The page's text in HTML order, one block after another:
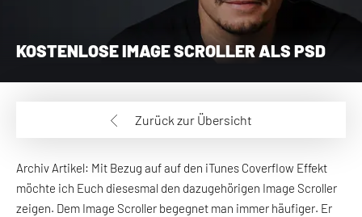
KOSTENLOSE IMAGE SCROLLER ALS PSD
Zurück zur Übersicht
Archiv Artikel: Mit Bezug auf auf den iTunes Coverflow Effekt
möchte ich Euch diesesmal den dazugehörigen Image Scroller
zeigen. Dem Image Scroller begegnet man immer häufiger. Er